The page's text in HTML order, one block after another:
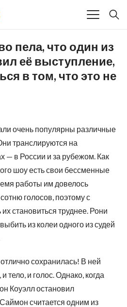
пела, что один из
её выступление,
в том, что это не
очень популярны различные
транслируются на
— в России и за рубежом. Как
шоу есть свои бессменные
работы им довелось
голосов, поэтому с
становиться труднее. Рони
из колеи одного из судей
сохранилась! В ней
тело, и голос. Однако, когда
Коуэлл остановил
считается одним из